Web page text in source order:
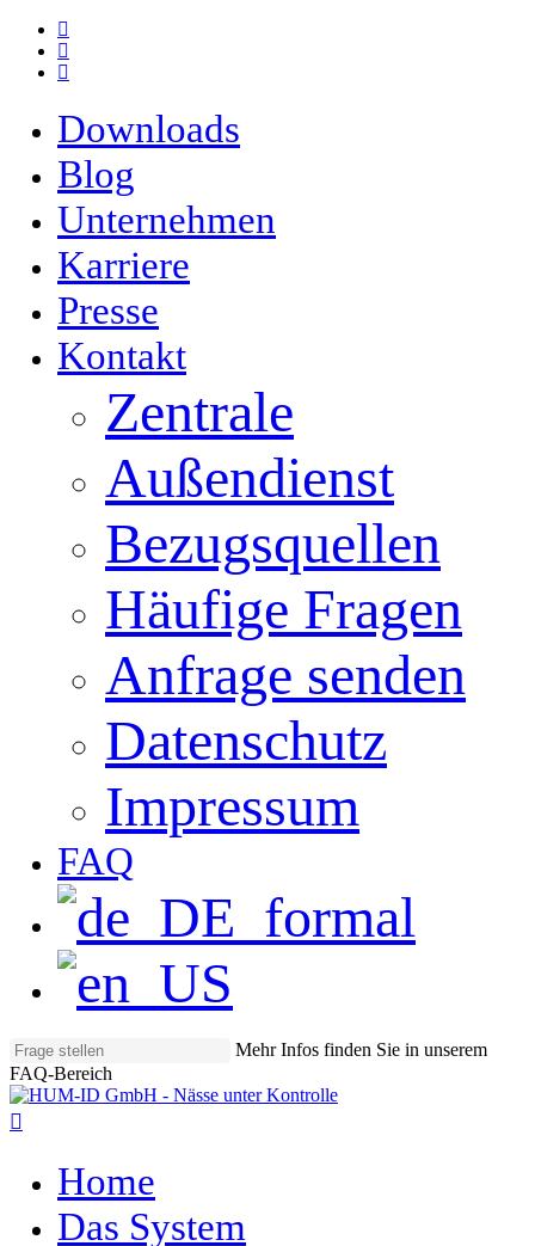
Skip
main
facebook
youtube
email
Downloads
Blog
Unternehmen
Karriere
Presse
Kontakt
Zentrale
Außendienst
Bezugsquellen
Häufige Fragen
Anfrage senden
Datenschutz
Impressum
FAQ
Mehr Infos finden Sie in unserem
FAQ-Bereich
Close
Search
Home
Das System